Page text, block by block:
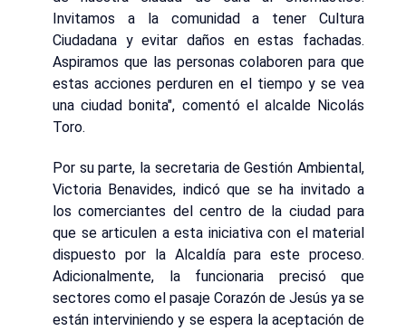
Invitamos a la comunidad a tener Cultura
Ciudadana y evitar daños en estas fachadas.
Aspiramos que las personas colaboren para que
estas acciones perduren en el tiempo y se vea
una ciudad bonita", comentó el alcalde Nicolás
Toro.
Por su parte, la secretaria de Gestión Ambiental,
Victoria Benavides, indicó que se ha invitado a
los comerciantes del centro de la ciudad para
que se articulen a esta iniciativa con el material
dispuesto por la Alcaldía para este proceso.
Adicionalmente, la funcionaria precisó que
sectores como el pasaje Corazón de Jesús ya se
están interviniendo y se espera la aceptación de